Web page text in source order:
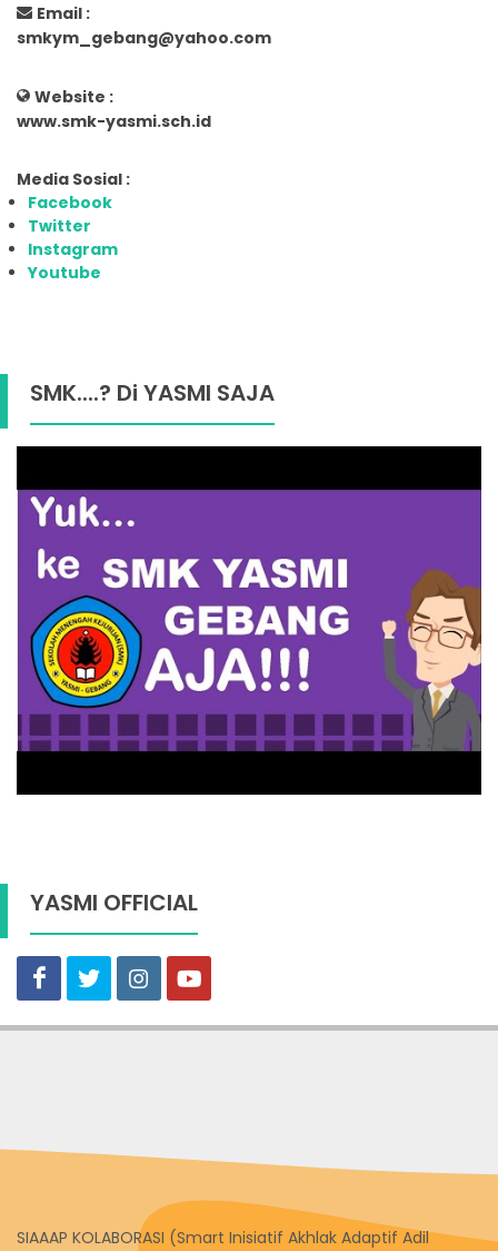
Email :
smkym_gebang@yahoo.com
Website :
www.smk-yasmi.sch.id
Media Sosial :
Facebook
Twitter
Instagram
Youtube
SMK....? Di YASMI SAJA
YASMI OFFICIAL
SIAAAP KOLABORASI (Smart Inisiatif Akhlak Adaptif Adil